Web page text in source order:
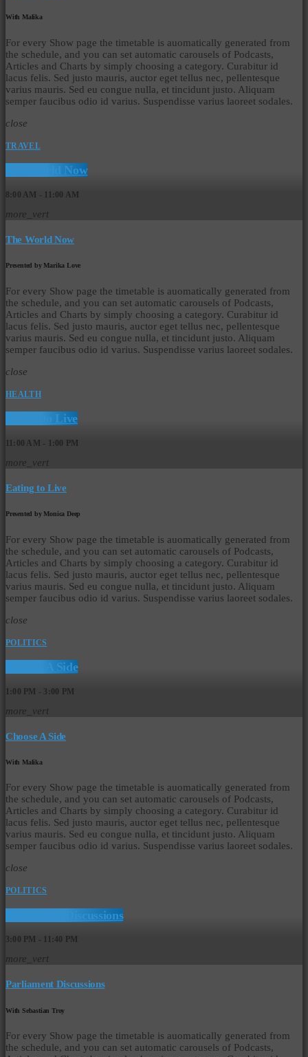
With Malika
For every Show page the timetable is auomatically generated from
the schedule, and you can set automatic carousels of Podcasts,
Articles and Charts by simply choosing a category. Curabitur id
lacus felis. Sed justo mauris, auctor eget tellus nec, pellentesque
varius mauris. Sed eu congue nulla, et tincidunt justo. Aliquam
semper faucibus odio id varius. Suspendisse varius laoreet sodales.
close
TRAVEL
The World Now
8:00 AM - 11:00 AM
more_vert
The World Now
Presented by Marika Love
For every Show page the timetable is auomatically generated from
the schedule, and you can set automatic carousels of Podcasts,
Articles and Charts by simply choosing a category. Curabitur id
lacus felis. Sed justo mauris, auctor eget tellus nec, pellentesque
varius mauris. Sed eu congue nulla, et tincidunt justo. Aliquam
semper faucibus odio id varius. Suspendisse varius laoreet sodales.
close
HEALTH
Eating to Live
11:00 AM - 1:00 PM
more_vert
Eating to Live
Presented by Monica Deep
For every Show page the timetable is auomatically generated from
the schedule, and you can set automatic carousels of Podcasts,
Articles and Charts by simply choosing a category. Curabitur id
lacus felis. Sed justo mauris, auctor eget tellus nec, pellentesque
varius mauris. Sed eu congue nulla, et tincidunt justo. Aliquam
semper faucibus odio id varius. Suspendisse varius laoreet sodales.
close
POLITICS
Choose A Side
1:00 PM - 3:00 PM
more_vert
Choose A Side
With Malika
For every Show page the timetable is auomatically generated from
the schedule, and you can set automatic carousels of Podcasts,
Articles and Charts by simply choosing a category. Curabitur id
lacus felis. Sed justo mauris, auctor eget tellus nec, pellentesque
varius mauris. Sed eu congue nulla, et tincidunt justo. Aliquam
semper faucibus odio id varius. Suspendisse varius laoreet sodales.
close
POLITICS
Parliament Discussions
3:00 PM - 11:40 PM
more_vert
Parliament Discussions
With Sebastian Troy
For every Show page the timetable is auomatically generated from
the schedule, and you can set automatic carousels of Podcasts,